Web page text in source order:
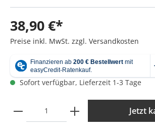
38,90 €*
Preise inkl. MwSt. zzgl. Versandkosten
Sofort verfügbar, Lieferzeit 1-3 Tage
Jetzt